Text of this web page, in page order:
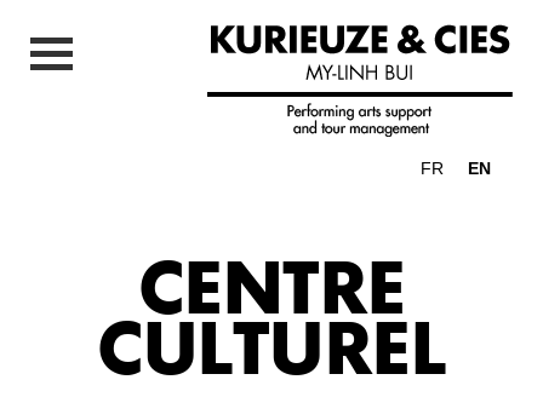
FR EN
CENTRE
CULTUREL